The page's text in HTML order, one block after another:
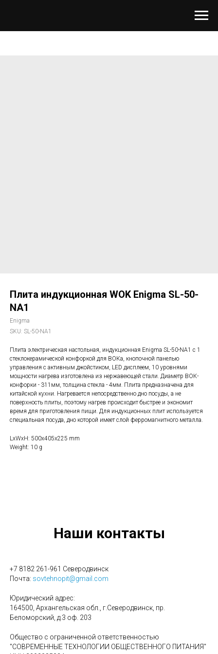
Плита индукционная WOK Enigma SL-50-
NA1
Enigma
SKU: SL-50-NA1
Плита электрическая настольная, индукционная Enigma SL-50-NA1 с 1
стеклокерамической конфоркой для ВОКа, кнопочной панелью
управления с активным джойстиком, LED дисплеем, 10 уровнями
мощности нагрева изготовлена из нержавеющей стали. Диаметр ВОК-
конфорки - 311мм, толщина стекла - 4мм. Плита предназначена для
китайской кухни. Нагревается непосредственно дно посуды, а не
поверхность плиты, поэтому нагрев происходит быстрее и экономит
время для приготовления пищи. Для индукционных плит используется
специальная посуда, дно которой имеет слой ферромагнитного металла.
LxWxH: 500x405x225 mm
Weight: 10 g
Наши контакты
+7 8182 261-961 Северодвинск
Почта: sovtehnopit@gmail.com
Юридический адрес:
164500, Архангельская обл., г.Северодвинск, пр.
Беломорский, д.3 оф. 203
Общество с ограниченной ответственностью
"СОВРЕМЕННЫЕ ТЕХНОЛОГИИ ОБЩЕСТВЕННОГО ПИТАНИЯ"